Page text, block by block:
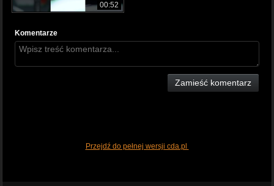
00:52
Komentarze
Zamieść komentarz
Przejdź do pełnej wersji cda.pl